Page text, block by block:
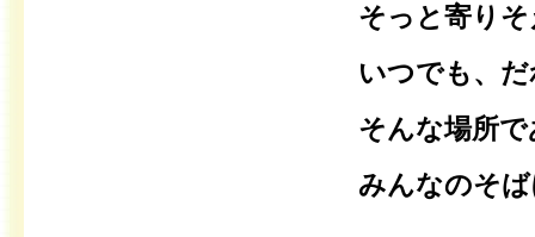
そっと寄り
いつでも、
そんな場所
みんなのそ